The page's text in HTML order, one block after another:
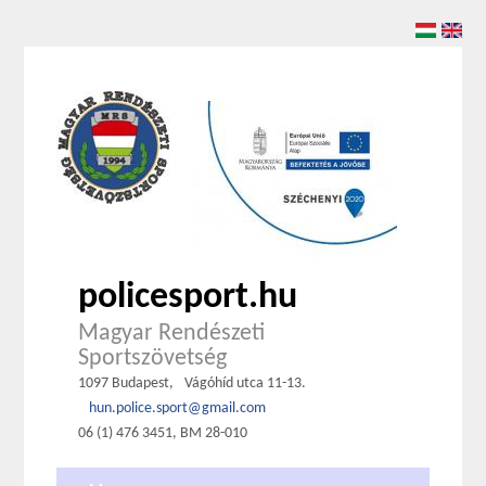
policesport.hu
Magyar Rendészeti
Sportszövetség
1097 Budapest,
Vágóhíd utca 11-13.
hun.police.sport@gmail.com
06 (1) 476 3451, BM 28-010